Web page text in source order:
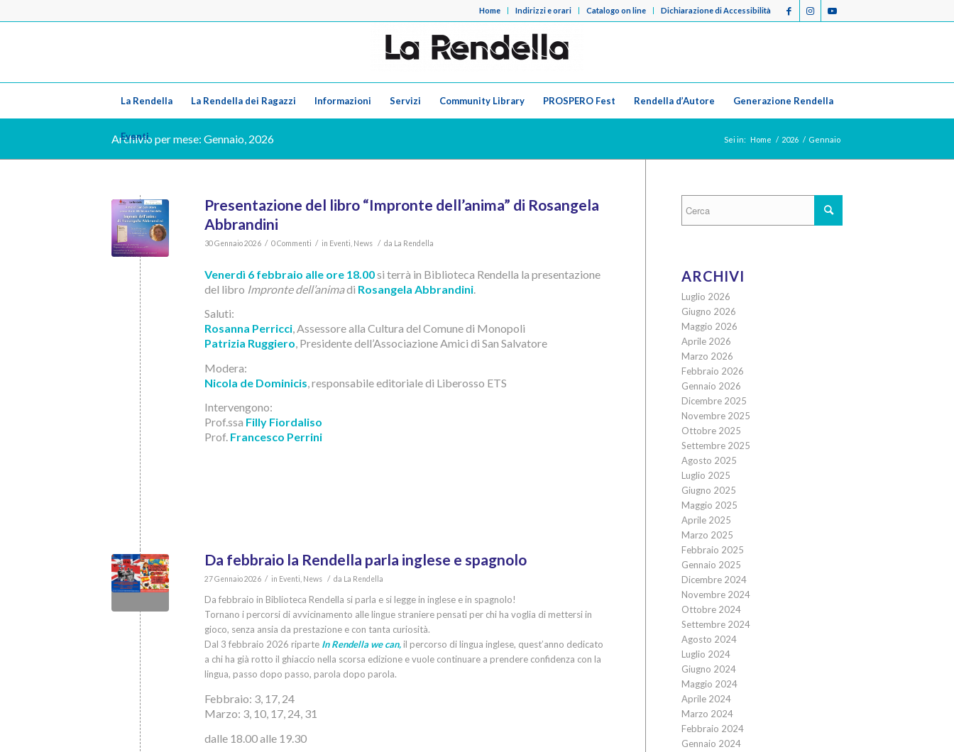
Home Indirizzi e orari Catalogo on line Dichiarazione di Accessibilità
La Rendella La Rendella dei Ragazzi Informazioni Servizi Community Library PROSPERO Fest Rendella d’Autore Generazione Rendella
Eventi
Archivio per mese: Gennaio, 2026 Sei in: Home / 2026 / Gennaio
Presentazione del libro “Impronte dell’anima” di Rosangela
Abbrandini
30 Gennaio 2026 / 0 Commenti / in Eventi News / da La Rendella
Venerdì 6 febbraio alle ore 18.00si terrà in Biblioteca Rendella la presentazione
del libro Impronte dell’animadi Rosangela Abbrandini
Saluti:
Rosanna Perricci, Assessore alla Cultura del Comune di Monopoli
Patrizia Ruggiero, Presidente dell’Associazione Amici di San Salvatore
Modera:
Nicola de Dominicis , responsabile editoriale di Liberosso ETS
Intervengono:
Prof.ssa Filly Fiordaliso
Prof. Francesco Perrini
Da febbraio la Rendella parla inglese e spagnolo
27 Gennaio 2026 / in Eventi News / da La Rendella
Da febbraio in Biblioteca Rendella si parla e si legge in inglese e in spagnolo!
Tornano i percorsi di avvicinamento alle lingue straniere pensati per chi ha voglia di mettersi in
gioco, senza ansia da prestazione e con tanta curiosità.
Dal 3 febbraio 2026 riparte In Rendella we can, il percorso di lingua inglese, quest’anno dedicato
a chi ha già rotto il ghiaccio nella scorsa edizione e vuole continuare a prendere confidenza con la
lingua, passo dopo passo, parola dopo parola.
Febbraio: 3, 17, 24
Marzo: 3, 10, 17, 24, 31
dalle 18.00 alle 19.30
ARCHIVI
Luglio 2026
Giugno 2026
Maggio 2026
Aprile 2026
Marzo 2026
Febbraio 2026
Gennaio 2026
Dicembre 2025
Novembre 2025
Ottobre 2025
Settembre 2025
Agosto 2025
Luglio 2025
Giugno 2025
Maggio 2025
Aprile 2025
Marzo 2025
Febbraio 2025
Gennaio 2025
Dicembre 2024
Novembre 2024
Ottobre 2024
Settembre 2024
Agosto 2024
Luglio 2024
Giugno 2024
Maggio 2024
Aprile 2024
Marzo 2024
Febbraio 2024
Gennaio 2024